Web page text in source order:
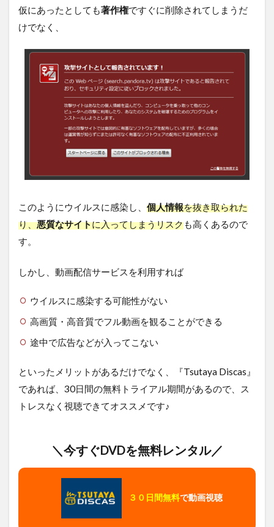
仮にあったとしても著作権ですぐに削除されてしまうだ
けでなく、
このようにウイルスに感染し、 個人情報を抜き取られた
り、悪質なサイトに入ってしまうリスクも高くあるので
す。
しかし、動画配信サービスを利用すれば
ウイルスに感染する可能性がない
高画質・高音質でフル動画を観ることができる
途中で広告などが入ってこない
といったメリットがあるだけでなく、『Tsutaya Discas』
であれば、30日間の無料トライアル期間があるので、ス
トレスなく視聴できてオススメです♪
＼今すぐDVDを無料レンタル／
３０日間無料で動画視聴